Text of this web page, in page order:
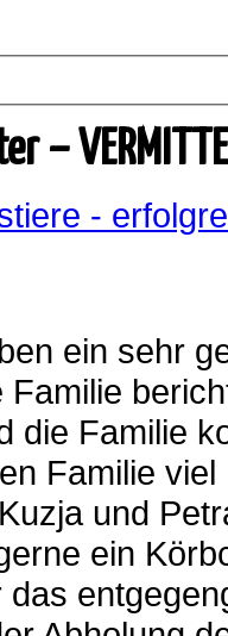
–
-
ein sehr
Familie
die Familie
Familie
und
ein